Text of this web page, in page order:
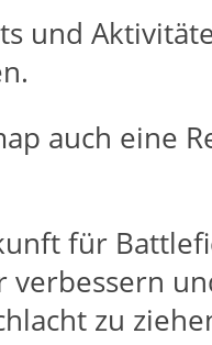
und
auch eine
für
verbessern
zu